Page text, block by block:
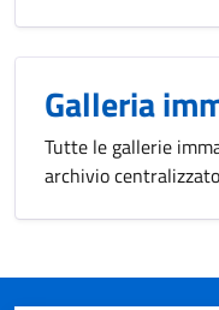
Galleria
Tutte le gallerie
archivio centralizzato